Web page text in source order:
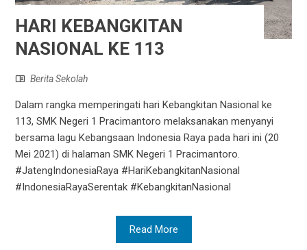
HARI KEBANGKITAN
NASIONAL KE 113
Berita Sekolah
Dalam rangka memperingati hari Kebangkitan Nasional ke
113, SMK Negeri 1 Pracimantoro melaksanakan menyanyi
bersama lagu Kebangsaan Indonesia Raya pada hari ini (20
Mei 2021) di halaman SMK Negeri 1 Pracimantoro.
#JatengIndonesiaRaya #HariKebangkitanNasional
#IndonesiaRayaSerentak #KebangkitanNasional
Read More